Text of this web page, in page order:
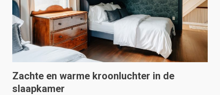
Zachte en warme kroonluchter in de
slaapkamer